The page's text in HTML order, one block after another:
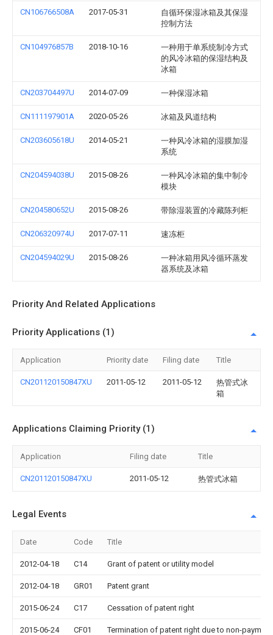
CN106766508A 2017-05-31
自循环保湿冰箱及其保湿
控制方法
CN104976857B 2018-10-16
一种用于单系统制冷方式
的风冷冰箱的保湿结构及
冰箱
CN203704497U 2014-07-09 一种保湿冰箱
CN111197901A 2020-05-26 冰箱及风道结构
CN203605618U 2014-05-21
一种风冷冰箱的湿膜加湿
系统
CN204594038U 2015-08-26
一种风冷冰箱的集中制冷
模块
CN204580652U 2015-08-26 带除湿装置的冷藏陈列柜
CN206320974U 2017-07-11 速冻柜
CN204594029U 2015-08-26
一种冰箱用风冷循环蒸发
器系统及冰箱
Priority And Related Applications
Priority Applications (1)
Application Priority date Filing date Title
CN201120150847XU 2011-05-12 2011-05-12
热管式冰
箱
Applications Claiming Priority (1)
Application Filing date Title
CN201120150847XU 2011-05-12 热管式冰箱
Legal Events
Date Code Title
2012-04-18 C14 Grant of patent or utility model
2012-04-18 GR01 Patent grant
2015-06-24 C17 Cessation of patent right
2015-06-24 CF01 Termination of patent right due to non-